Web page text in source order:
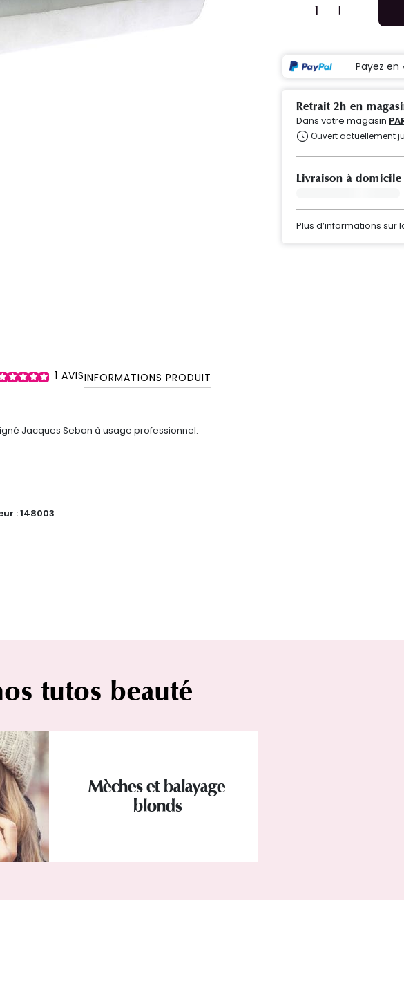
Payez en
Retrait 2h en
Dans votre magasin
Ouvert actuellement
Livraison à
Plus d’informations sur
1 AVISINFORMATIONS PRODUIT
Jacques Seban à usage professionnel.
:148003
tutos beauté
Mèches et balayage
blonds